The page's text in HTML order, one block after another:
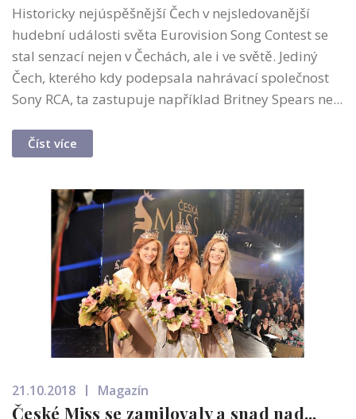
Historicky nejúspěšnější Čech v nejsledovanější
hudební události světa Eurovision Song Contest se
stal senzací nejen v Čechách, ale i ve světě. Jediný
Čech, kterého kdy podepsala nahrávací společnost
Sony RCA, ta zastupuje například Britney Spears ne...
Číst více
21.10.2018 Magazín
České Miss se zamilovaly a snad nad...